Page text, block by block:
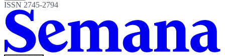
ISSN 2745-2794